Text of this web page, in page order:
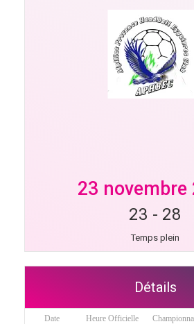
23 novembre
23 - 28
Temps plein
Détails
Date Heure Officielle